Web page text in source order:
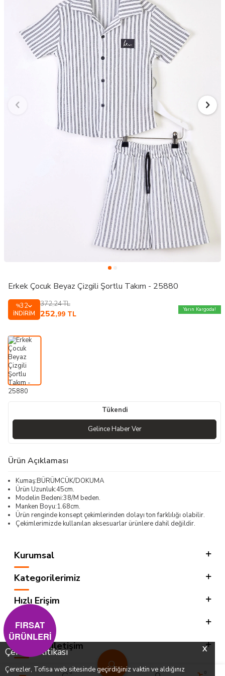
X
Çerez Politikası
Çerezler, Tofisa web sitesinde geçirdiğiniz vaktin ve aldığınız
0 0
Erkek Çocuk Beyaz Çizgili Şortlu Takım - 25880
%32
İNDIRIM
372,24TL
252,99 TL
Yarın Kargoda!
Tükendi
Gelince Haber Ver
Ürün Açıklaması
Kumaş:BÜRÜMCÜK/DOKUMA
Ürün Uzunluk:45cm.
Modelin Bedeni:38/M beden.
Manken Boyu:1.68cm.
Ürün renginde konsept çekimlerinden dolayı ton farklılığı olabilir.
Çekimlerimizde kullanılan aksesuarlar ürünlere dahil değildir.
Kurumsal
Kategorilerimiz
Hızlı Erişim
Sosyal
Adres & İletişim
FIRSAT
ÜRÜNLERİ